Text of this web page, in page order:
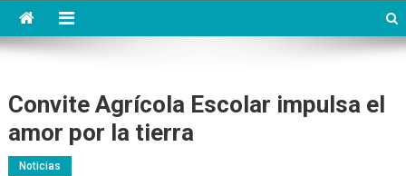
Convite Agrícola Escolar impulsa el
amor por la tierra
Noticias